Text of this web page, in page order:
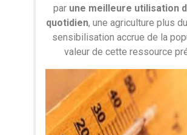
par une meilleure utilisation
quotidien, une agriculture plus
sensibilisation accrue de la
valeur de cette ressource